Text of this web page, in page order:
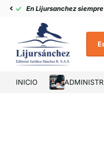
En Lijursanchez
INICIO